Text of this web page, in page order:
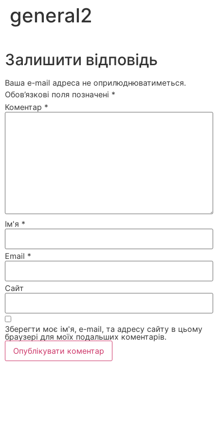
general2
Залишити відповідь
Ваша e-mail адреса не оприлюднюватиметься.
Обов’язкові поля позначені *
Коментар *
Ім'я *
Email *
Сайт
Зберегти моє ім'я, e-mail, та адресу сайту в цьому
браузері для моїх подальших коментарів.